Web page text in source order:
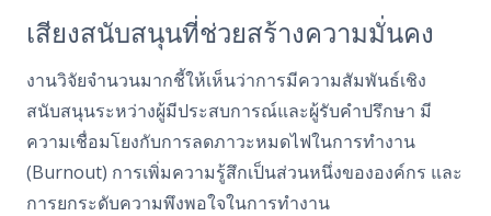
เสียงสนับสนุนที่ช่วยสร้างความมั่นคง
งานวิจัยจำนวนมากชี้ให้เห็นว่าการมีความสัมพันธ์เชิง
สนับสนุนระหว่างผู้มีประสบการณ์และผู้รับคำปรึกษา มี
ความเชื่อมโยงกับการลดภาวะหมดไฟในการทำงาน
(Burnout) การเพิ่มความรู้สึกเป็นส่วนหนึ่งขององค์กร และ
การยกระดับความพึงพอใจในการทำงาน